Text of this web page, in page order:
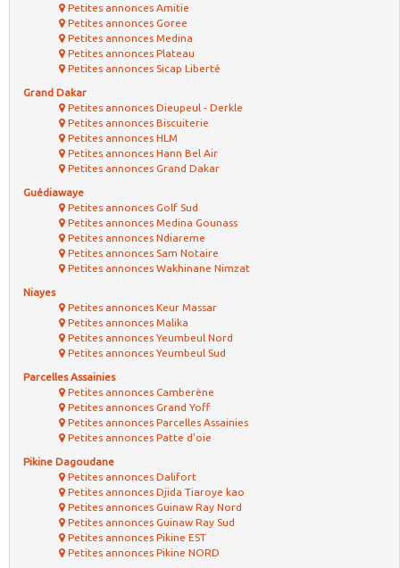
Petites annonces Amitie
Petites annonces Goree
Petites annonces Medina
Petites annonces Plateau
Petites annonces Sicap Liberté
Grand Dakar
Petites annonces Dieupeul - Derkle
Petites annonces Biscuiterie
Petites annonces HLM
Petites annonces Hann Bel Air
Petites annonces Grand Dakar
Guédiawaye
Petites annonces Golf Sud
Petites annonces Medina Gounass
Petites annonces Ndiareme
Petites annonces Sam Notaire
Petites annonces Wakhinane Nimzat
Niayes
Petites annonces Keur Massar
Petites annonces Malika
Petites annonces Yeumbeul Nord
Petites annonces Yeumbeul Sud
Parcelles Assainies
Petites annonces Camberène
Petites annonces Grand Yoff
Petites annonces Parcelles Assainies
Petites annonces Patte d'oie
Pikine Dagoudane
Petites annonces Dalifort
Petites annonces Djida Tiaroye kao
Petites annonces Guinaw Ray Nord
Petites annonces Guinaw Ray Sud
Petites annonces Pikine EST
Petites annonces Pikine NORD